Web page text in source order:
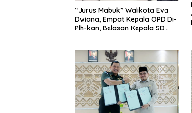
“Jurus Mabuk” Walikota Eva
Dwiana, Empat Kepala OPD Di-
Plh-kan, Belasan Kepala SD